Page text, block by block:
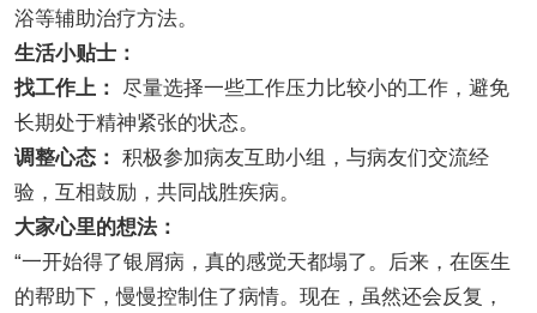
浴等辅助治疗方法。
生活小贴士：
找工作上：
尽量选择一些工作压力比较小的工作，避免
长期处于精神紧张的状态。
调整心态： 积极参加病友互助小组，与病友们交流经
验，互相鼓励，共同战胜疾病。
大家心里的想法：
“一开始得了银屑病，真的感觉天都塌了。后来，在医生
的帮助下，慢慢控制住了病情。现在，虽然还会反复，